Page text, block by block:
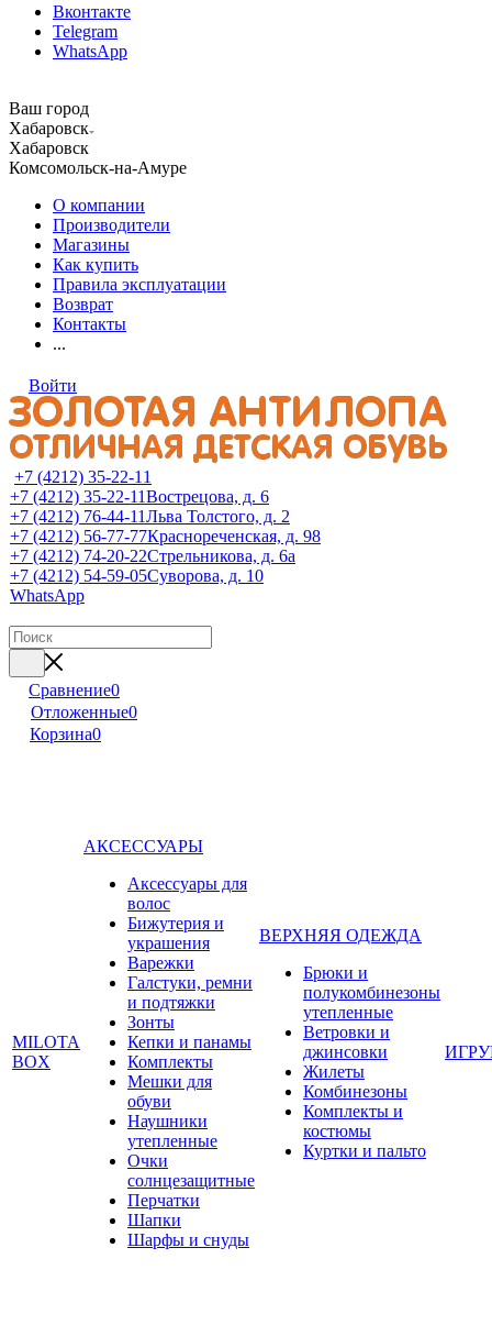
Вконтакте
Telegram
WhatsApp
Ваш город
Хабаровск
Хабаровск
Комсомольск-на-Амуре
О компании
Производители
Магазины
Как купить
Правила эксплуатации
Возврат
Контакты
...
Войти
+7 (4212) 35-22-11
+7 (4212) 35-22-11Вострецова, д. 6
+7 (4212) 76-44-11Льва Толстого, д. 2
+7 (4212) 56-77-77Краснореченская, д. 98
+7 (4212) 74-20-22Стрельникова, д. 6а
+7 (4212) 54-59-05Суворова, д. 10
WhatsApp
Сравнение0
Отложенные0
Корзина0
MILOTA
BOX
АКСЕССУАРЫ
Аксессуары для
волос
Бижутерия и
украшения
Варежки
Галстуки, ремни
и подтяжки
Зонты
Кепки и панамы
Комплекты
Мешки для
обуви
Наушники
утепленные
Очки
солнцезащитные
Перчатки
Шапки
Шарфы и снуды
ВЕРХНЯЯ ОДЕЖДА
Брюки и
полукомбинезоны
утепленные
Ветровки и
джинсовки
Жилеты
Комбинезоны
Комплекты и
костюмы
Куртки и пальто